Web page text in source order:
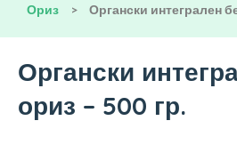
Ориз
> Органски интегрален
Органски
ориз – 500 гр.